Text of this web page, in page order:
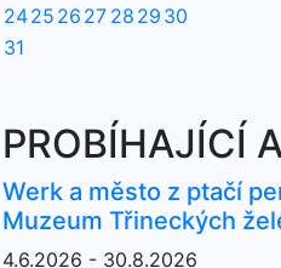
2425 26 27 28 29 30
31
PROBÍHAJÍCÍ
Werk a město z ptačí
Muzeum Třineckých
4.6.2026 - 30.8.2026